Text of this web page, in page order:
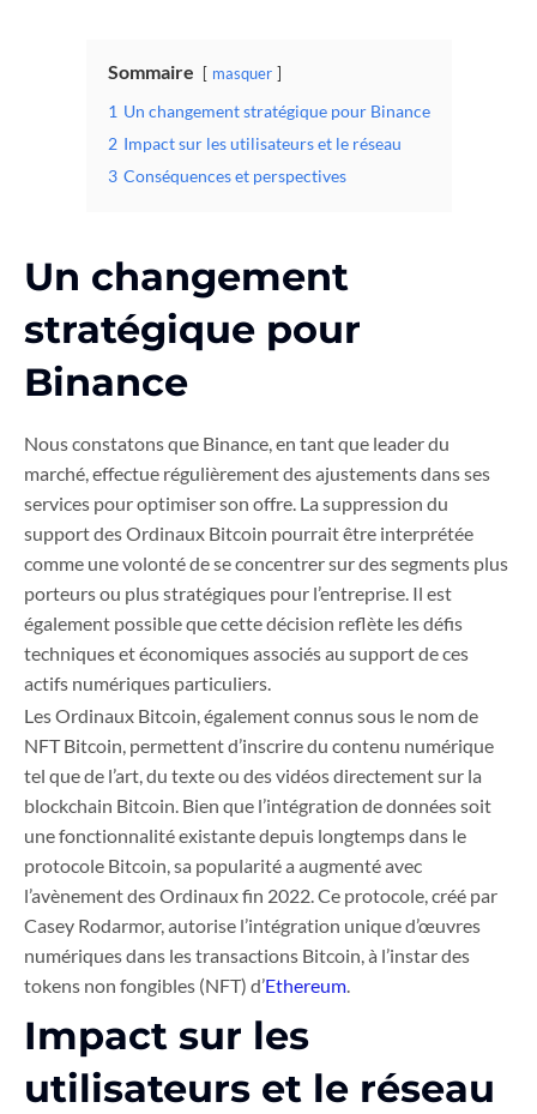
Sommaire masquer
1 Un changement stratégique pour Binance
2 Impact sur les utilisateurs et le réseau
3 Conséquences et perspectives
Un changement
stratégique pour
Binance
Nous constatons que Binance, en tant que leader du
marché, effectue régulièrement des ajustements dans ses
services pour optimiser son offre. La suppression du
support des Ordinaux Bitcoin pourrait être interprétée
comme une volonté de se concentrer sur des segments plus
porteurs ou plus stratégiques pour l’entreprise. Il est
également possible que cette décision reflète les défis
techniques et économiques associés au support de ces
actifs numériques particuliers.
Les Ordinaux Bitcoin, également connus sous le nom de
NFT Bitcoin, permettent d’inscrire du contenu numérique
tel que de l’art, du texte ou des vidéos directement sur la
blockchain Bitcoin. Bien que l’intégration de données soit
une fonctionnalité existante depuis longtemps dans le
protocole Bitcoin, sa popularité a augmenté avec
l’avènement des Ordinaux fin 2022. Ce protocole, créé par
Casey Rodarmor, autorise l’intégration unique d’œuvres
numériques dans les transactions Bitcoin, à l’instar des
tokens non fongibles (NFT) d’Ethereum.
Impact sur les
utilisateurs et le réseau